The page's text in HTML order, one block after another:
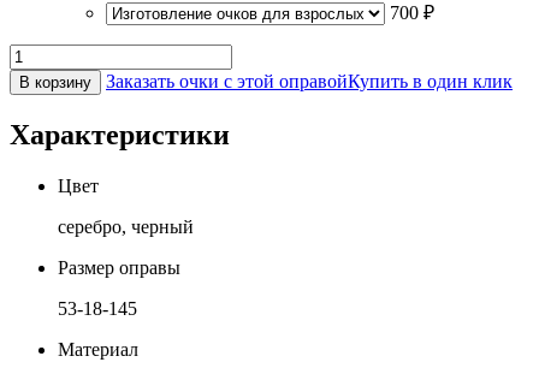
700 ₽
В корзину Заказать очки с этой оправойКупить в один клик
Характеристики
Цвет
серебро, черный
Размер оправы
53-18-145
Материал